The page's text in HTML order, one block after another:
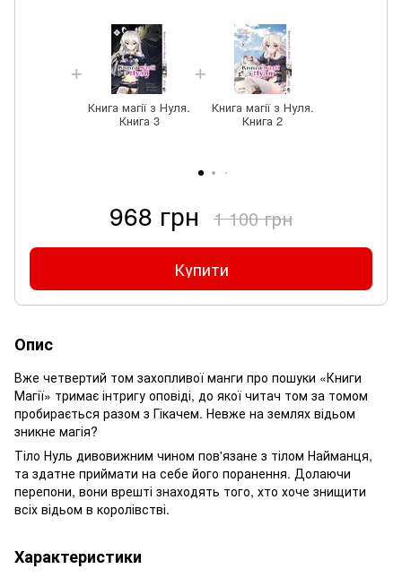
Книга магії з Нуля.
Книга 3
Книга магії з Нуля.
Книга 2
968 грн 1 100 грн
Купити
Опис
Вже четвертий том захопливої манги про пошуки «Книги
Магії» тримає інтригу оповіді, до якої читач том за томом
пробирається разом з Гікачем. Невже на землях відьом
зникне магія?
Тіло Нуль дивовижним чином пов'язане з тілом Найманця,
та здатне приймати на себе його поранення. Долаючи
перепони, вони врешті знаходять того, хто хоче знищити
всіх відьом в королівстві.
Характеристики